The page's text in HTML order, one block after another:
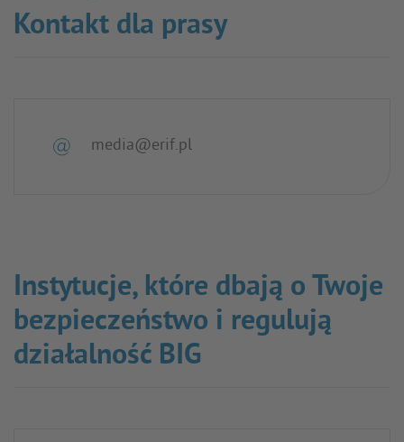
Kontakt dla prasy
media@erif.pl
Instytucje, które dbają o Twoje
bezpieczeństwo i regulują
działalność BIG